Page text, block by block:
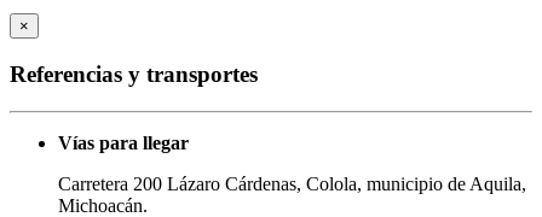
×
Referencias y transportes
Vías para llegar
Carretera 200 Lázaro Cárdenas, Colola, municipio de Aquila,
Michoacán.